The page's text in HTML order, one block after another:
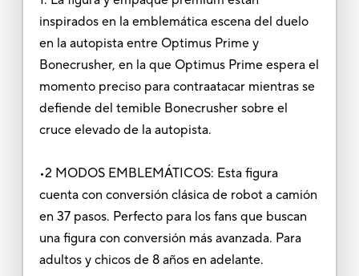
inspirados en la emblemática escena del duelo
en la autopista entre Optimus Prime y
Bonecrusher, en la que Optimus Prime espera el
momento preciso para contraatacar mientras se
defiende del temible Bonecrusher sobre el
cruce elevado de la autopista.
•2 MODOS EMBLEMÁTICOS: Esta figura
cuenta con conversión clásica de robot a camión
en 37 pasos. Perfecto para los fans que buscan
una figura con conversión más avanzada. Para
adultos y chicos de 8 años en adelante.